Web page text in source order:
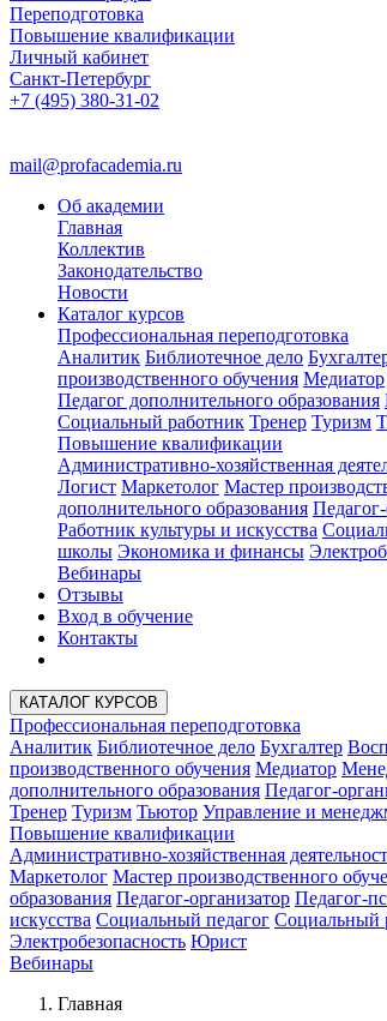
Переподготовка
Повышение квалификации
Личный кабинет
Санкт-Петербург
+7 (495) 380-31-02
mail@profacademia.ru
Об академии
Главная
Коллектив
Законодательство
Новости
Каталог курсов
Профессиональная переподготовка
Аналитик Библиотечное дело
производственного обучения Медиатор
Педагог дополнительного образования
Социальный работник Тренер Туризм
Повышение квалификации
Административно-хозяйственная
Логист Маркетолог Мастер
дополнительного образования
Работник культуры и искусства
школы Экономика и финансы
Вебинары
Отзывы
Вход в обучение
Контакты
КАТАЛОГ КУРСОВ
Профессиональная переподготовка
Аналитик Библиотечное дело Бухгалтер
производственного обучения Медиатор
дополнительного образования Педагог-
Тренер Туризм Тьютор Управление и
Повышение квалификации
Административно-хозяйственная
Маркетолог Мастер производственного
образования Педагог-организатор Педагог-
искусства Социальный педагог Социальный
Электробезопасность Юрист
Вебинары
Главная